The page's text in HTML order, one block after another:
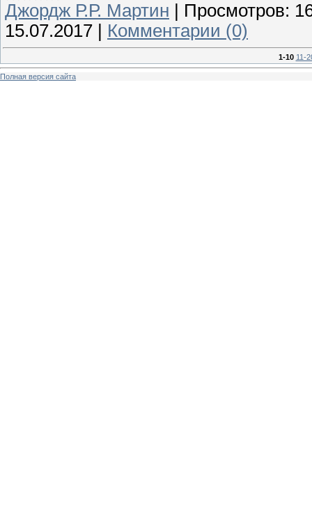
Джордж Р.Р. Мартин Просмотров:
15.07.2017
Комментарии (0)
1-10 11-
Полная версия сайта